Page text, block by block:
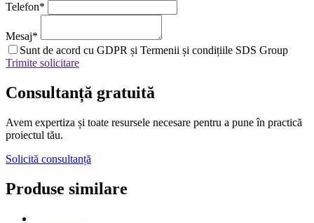
Telefon*
Mesaj*
Sunt de acord cu GDPR și Termenii și condițiile SDS Group
Trimite solicitare
Consultanță gratuită
Avem expertiza și toate resursele necesare pentru a pune în practică
proiectul tău.
Solicită consultanță
Produse similare